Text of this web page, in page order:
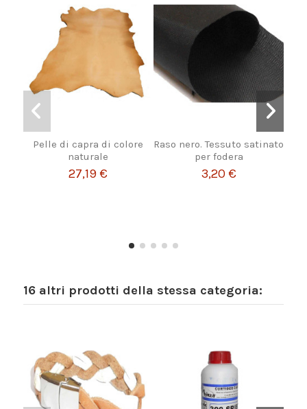
Pelle di capra di colore
naturale
27,19 €
Raso nero. Tessuto satinato
per fodera
3,20 €
16 altri prodotti della stessa categoria: